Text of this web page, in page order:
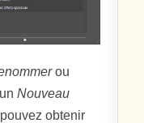
ou
Nouveau
obtenir